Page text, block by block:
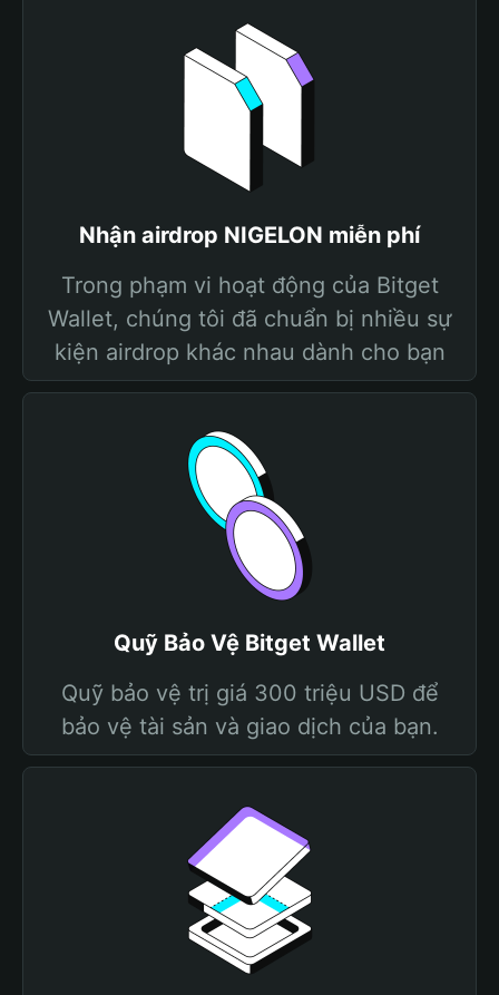
Nhận airdrop NIGELON miễn phí
Trong phạm vi hoạt động của Bitget
Wallet, chúng tôi đã chuẩn bị nhiều sự
kiện airdrop khác nhau dành cho bạn
Quỹ Bảo Vệ Bitget Wallet
Quỹ bảo vệ trị giá 300 triệu USD để
bảo vệ tài sản và giao dịch của bạn.